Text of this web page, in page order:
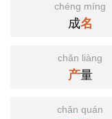
chéng míng
成名
chǎn liàng
产量
chǎn quán